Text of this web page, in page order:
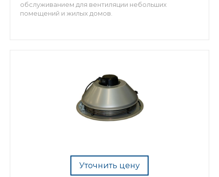
обслуживанием для вентиляции небольших
помещений и жилых домов.
Уточнить цену